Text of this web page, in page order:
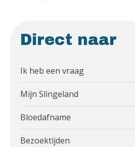
Direct naar
Ik heb een vraag
Mijn Slingeland
Bloedafname
Bezoektijden